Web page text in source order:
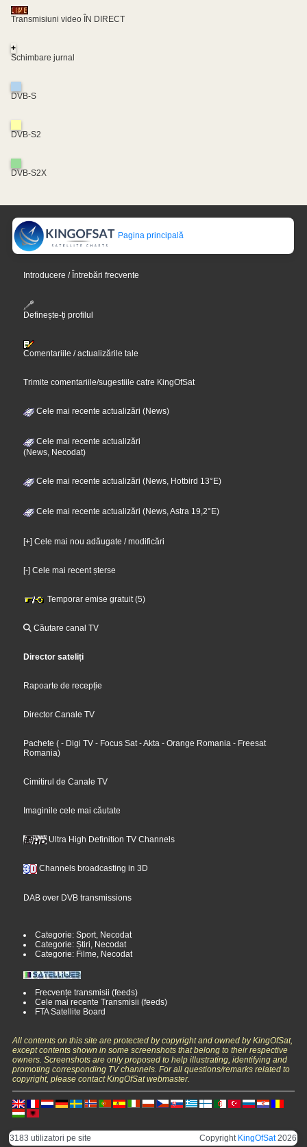
Transmisiuni video ÎN DIRECT
+
Schimbare jurnal
DVB-S
DVB-S2
DVB-S2X
Pagina principală
Introducere / Întrebări frecvente
Definește-ți profilul
Comentariile / actualizările tale
Trimite comentariile/sugestiile catre KingOfSat
Cele mai recente actualizări (News)
Cele mai recente actualizări
(News, Necodat)
Cele mai recente actualizări (News, Hotbird 13°E)
Cele mai recente actualizări (News, Astra 19,2°E)
[+] Cele mai nou adăugate / modificări
[-] Cele mai recent șterse
Temporar emise gratuit (5)
Căutare canal TV
Director sateliți
Rapoarte de recepție
Director Canale TV
Pachete (- Digi TV - Focus Sat - Akta - Orange Romania - Freesat
Romania)
Cimitirul de Canale TV
Imaginile cele mai căutate
Ultra High Definition TV Channels
Channels broadcasting in 3D
DAB over DVB transmissions
Categorie: Sport, Necodat
Categorie: Știri, Necodat
Categorie: Filme, Necodat
Frecvențe transmisii (feeds)
Cele mai recente Transmisii (feeds)
FTA Satellite Board
All contents on this site are protected by copyright and owned by KingOfSat,
except contents shown in some screenshots that belong to their respective
owners. Screenshots are only proposed to help illustrating, identifying and
promoting corresponding TV channels. For all questions/remarks related to
copyright, please contact KingOfSat webmaster.
3183 utilizatori pe site Copyright KingOfSat2026